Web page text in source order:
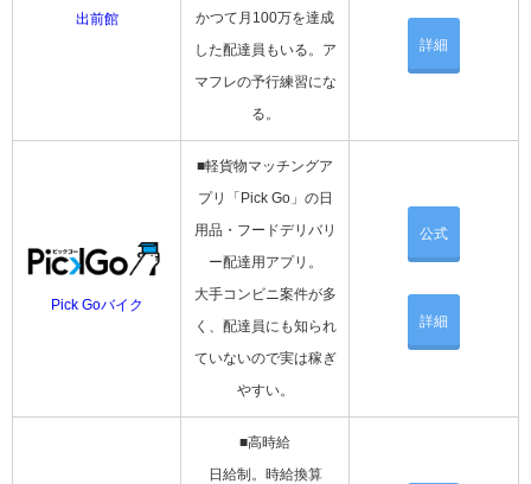
出前館 かつて月100万を達成
した配達員もいる。ア
マフレの予行練習にな
る。
詳細
Pick Goバイク
■軽貨物マッチングア
プリ「Pick Go」の日
用品・フードデリバリ
ー配達用アプリ。
大手コンビニ案件が多
く、配達員にも知られ
ていないので実は稼ぎ
やすい。
公式
詳細
■高時給
日給制。時給換算